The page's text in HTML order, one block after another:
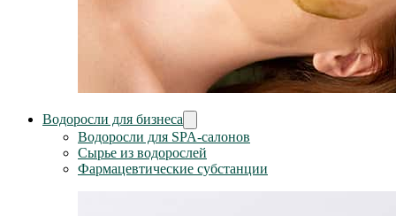
Водоросли для бизнеса
Водоросли для SPA-салонов
Сырье из водорослей
Фармацевтические субстанции